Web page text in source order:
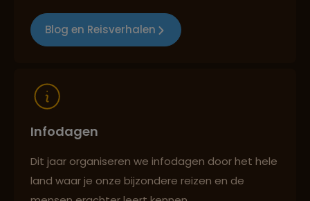
Blog en Reisverhalen
Infodagen
Dit jaar organiseren we infodagen door het hele
land waar je onze bijzondere reizen en de